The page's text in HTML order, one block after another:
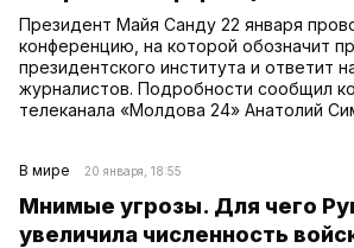
Президент Майя Санду 22 января
конференцию, на которой обозначит
президентского института и ответит
журналистов. Подробности сообщил
телеканала «Молдова 24» Анатолий
В мире 20 января, 18:55
Мнимые угрозы. Для чего
увеличила численность